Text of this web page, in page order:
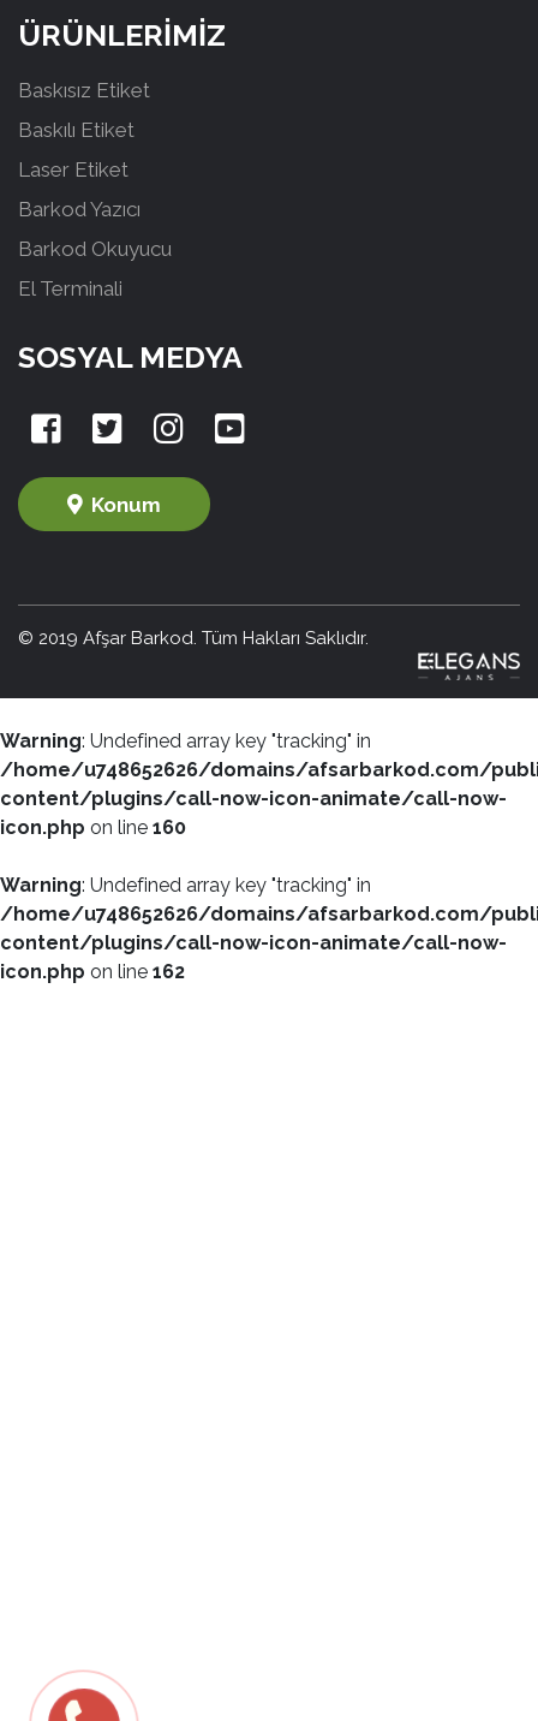
ÜRÜNLERİMİZ
Baskısız Etiket
Baskılı Etiket
Laser Etiket
Barkod Yazıcı
Barkod Okuyucu
El Terminali
SOSYAL MEDYA
Konum
© 2019 Afşar Barkod. Tüm Hakları Saklıdır.
Warning: Undefined array key "tracking" in
/home/u748652626/domains/afsarbarkod.com/
content/plugins/call-now-icon-animate/call-now-
icon.php on line 160
Warning: Undefined array key "tracking" in
/home/u748652626/domains/afsarbarkod.com/
content/plugins/call-now-icon-animate/call-now-
icon.php on line 162